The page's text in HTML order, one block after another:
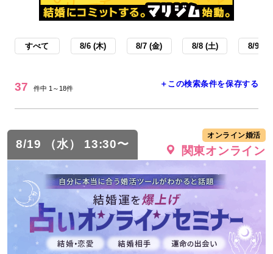
すべて 8/6 (木) 8/7 (金) 8/8 (土) 8/9 (日
37 件中 1～18件 ＋この検索条件を保存する
8/19 （水） 13:30〜
オンライン婚活
関東オンライン